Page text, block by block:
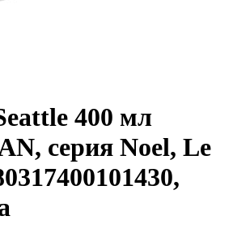
400 мл
серия Noel, Le